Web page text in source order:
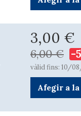
3,00 €
6,00 € -
vàlid fins: 10/
Afegir a